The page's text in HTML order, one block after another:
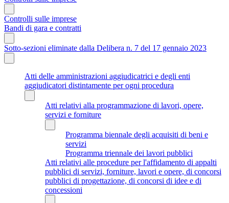
Controlli sulle imprese
Bandi di gara e contratti
Sotto-sezioni eliminate dalla Delibera n. 7 del 17 gennaio 2023
Atti delle amministrazioni aggiudicatrici e degli enti
aggiudicatori distintamente per ogni procedura
Atti relativi alla programmazione di lavori, opere,
servizi e forniture
Programma biennale degli acquisiti di beni e
servizi
Programma triennale dei lavori pubblici
Atti relativi alle procedure per l'affidamento di appalti
pubblici di servizi, forniture, lavori e opere, di concorsi
pubblici di progettazione, di concorsi di idee e di
concessioni